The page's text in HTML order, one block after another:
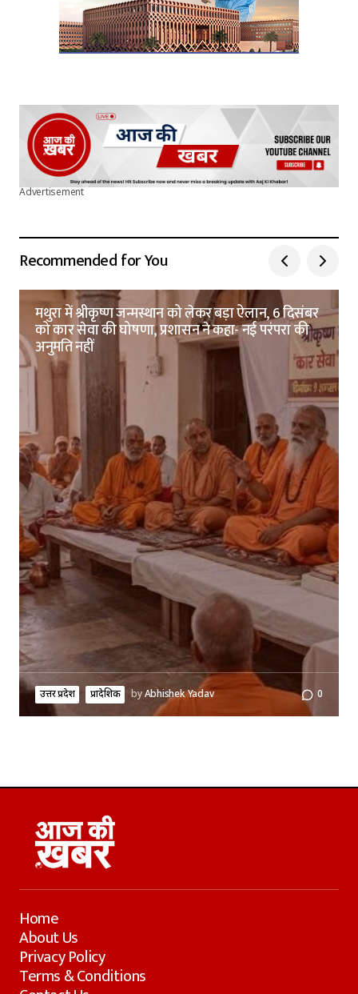
Advertisement
Recommended for You
मथुरा में श्रीकृष्ण जन्मस्थान को लेकर बड़ा ऐलान, 6 दिसंबर
को कार सेवा की घोषणा, प्रशासन ने कहा- नई परंपरा की
अनुमति नहीं
उत्तर प्रदेश प्रादेशिक byAbhishek Yadav 0
Home
About Us
Privacy Policy
Terms & Conditions